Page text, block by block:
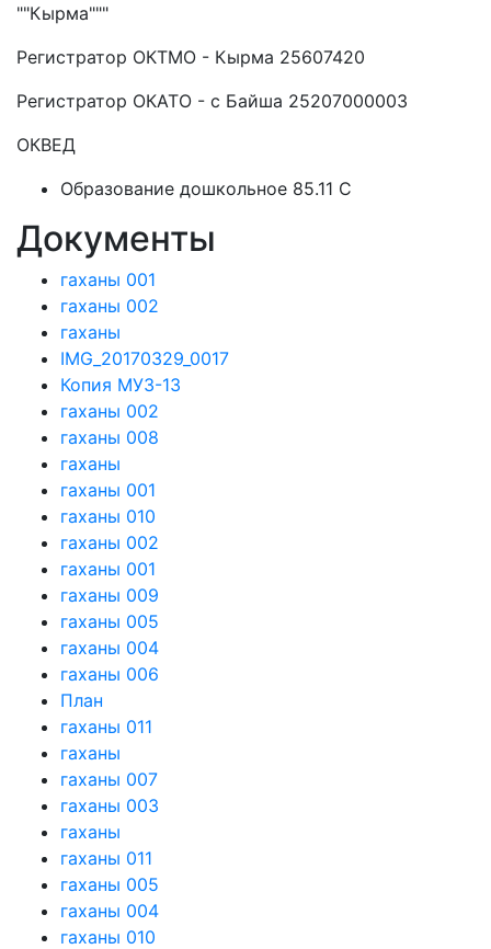
""Кырма"""
Регистратор ОКТМО - Кырма 25607420
Регистратор ОКАТО - с Байша 25207000003
ОКВЕД
Образование дошкольное 85.11 C
Документы
гаханы 001
гаханы 002
гаханы
IMG_20170329_0017
Копия МУЗ-13
гаханы 002
гаханы 008
гаханы
гаханы 001
гаханы 010
гаханы 002
гаханы 001
гаханы 009
гаханы 005
гаханы 004
гаханы 006
План
гаханы 011
гаханы
гаханы 007
гаханы 003
гаханы
гаханы 011
гаханы 005
гаханы 004
гаханы 010